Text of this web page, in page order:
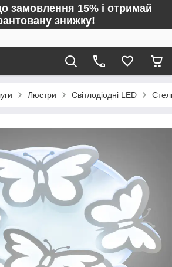
замовлення 15% і отримай
знижку!
Люстри Світлодіодні LED